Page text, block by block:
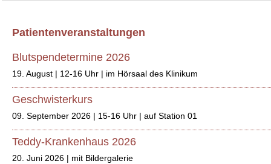
Patientenveranstaltungen
Blutspendetermine 2026
19. August | 12-16 Uhr | im Hörsaal des Klinikum
Geschwisterkurs
09. September 2026 | 15-16 Uhr | auf Station 01
Teddy-Krankenhaus 2026
20. Juni 2026 | mit Bildergalerie